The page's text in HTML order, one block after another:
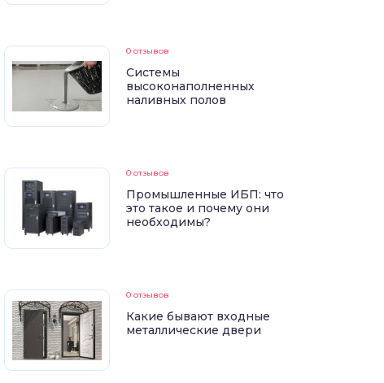
0 отзывов
Системы
высоконаполненных
наливных полов
0 отзывов
Промышленные ИБП: что
это такое и почему они
необходимы?
0 отзывов
Какие бывают входные
металлические двери